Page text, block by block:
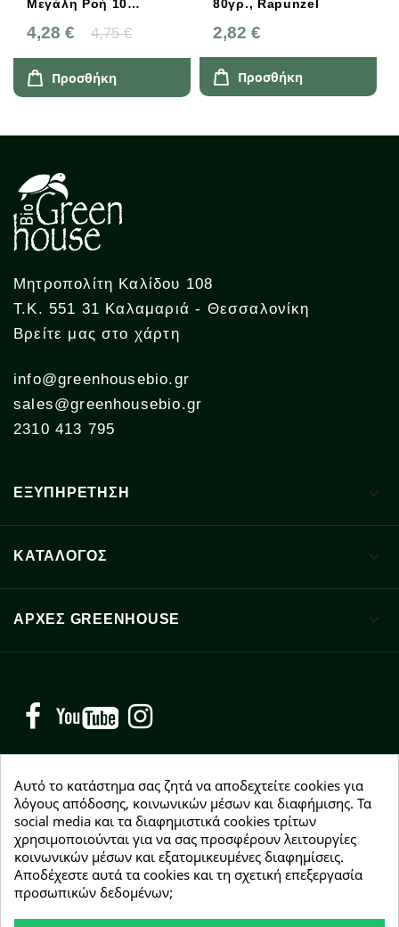
Μεγάλη Ροή 10
4,28 € 4,75 €
Προσθήκη
80γρ., Rapunzel
2,82 €
Προσθήκη
Μητροπολίτη Καλίδου 108
Τ.Κ. 551 31 Καλαμαριά - Θεσσαλονίκη
Βρείτε μας στο χάρτη
info@greenhousebio.gr
sales@greenhousebio.gr
2310 413 795
ΕΞΥΠΗΡΕΤΗΣΗ 
ΚΑΤΑΛΟΓΟΣ 
ΑΡΧΈΣ GREENHOUSE 
Facebook YouTube
NEWSLETTER
Εγγραφείτε δωρεάν και θα είστε οι πρώτοι που θα
λάβετε τα νέα μας γύρω από προσφορές, εκπτώσεις
και νέα προϊόντα.
Αυτό το κατάστημα σας ζητά να αποδεχτείτε cookies για
λόγους απόδοσης, κοινωνικών μέσων και διαφήμισης. Τα
social media και τα διαφημιστικά cookies τρίτων
χρησιμοποιούνται για να σας προσφέρουν λειτουργίες
κοινωνικών μέσων και εξατομικευμένες διαφημίσεις.
Αποδέχεστε αυτά τα cookies και τη σχετική επεξεργασία
προσωπικών δεδομένων;